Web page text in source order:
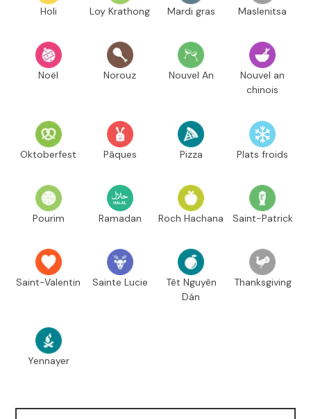
Holi Loy Krathong Mardi gras Maslenitsa
Noël Norouz Nouvel An
Nouvel an
chinois
Oktoberfest Pâques Pizza Plats froids
Pourim Ramadan Roch Hachana Saint-Patrick
Saint-Valentin Sainte Lucie
Têt Nguyên
Dán
Thanksgiving
Yennayer